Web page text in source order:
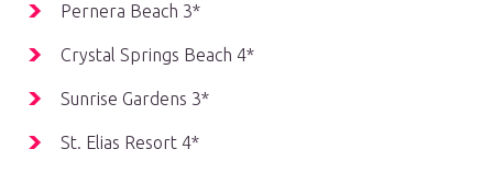
Pernera Beach 3*
Crystal Springs Beach 4*
Sunrise Gardens 3*
St. Elias Resort 4*